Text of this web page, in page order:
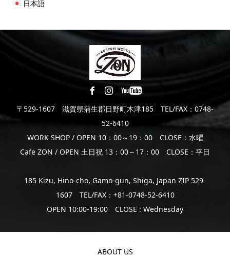
日本語
〒529-1607 滋賀県蒲生郡日野町木津185 TEL/FAX：0748-
52-6410
WORK SHOP / OPEN 10：00～19：00 CLOSE：水曜
Cafe ZON / OPEN 土日祝 13：00～17：00 CLOSE：平日
185 Kizu, Hino-cho, Gamo-gun, Shiga, Japan ZIP 529-
1607 TEL/FAX：+81-0748-52-6410
OPEN 10:00-19:00 CLOSE : Wednesday
ABOUT US